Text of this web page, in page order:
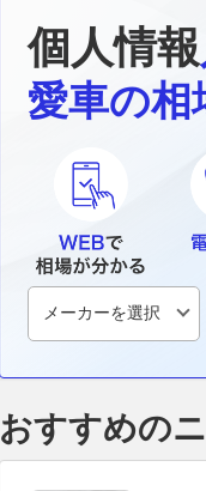
個人情報
愛車の相
おすすめの